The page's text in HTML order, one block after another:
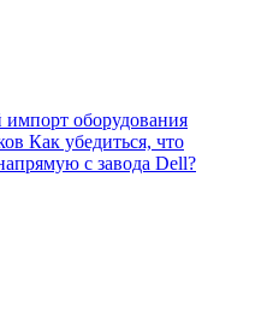
оборудования
Как убедиться, что
с завода Dell?